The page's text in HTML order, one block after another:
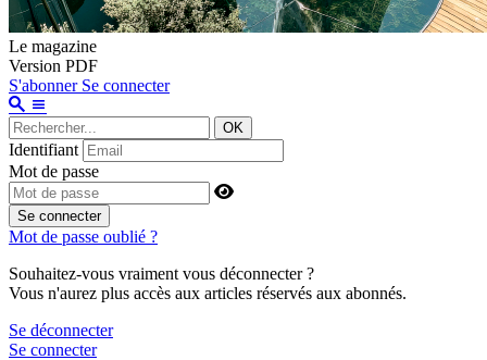
Le magazine
Version PDF
S'abonner Se connecter
OK
Identifiant
Mot de passe
Se connecter
Mot de passe oublié ?
Souhaitez-vous vraiment vous déconnecter ?
Vous n'aurez plus accès aux articles réservés aux abonnés.
Se déconnecter
Se connecter